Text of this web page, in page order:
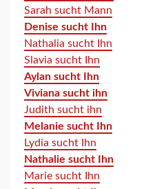
Sarah sucht Mann
Denise sucht Ihn
Nathalia sucht Ihn
Slavia sucht Ihn
Aylan sucht Ihn
Viviana sucht ihn
Judith sucht ihn
Melanie sucht Ihn
Lydia sucht Ihn
Nathalie sucht Ihn
Marie sucht Ihn